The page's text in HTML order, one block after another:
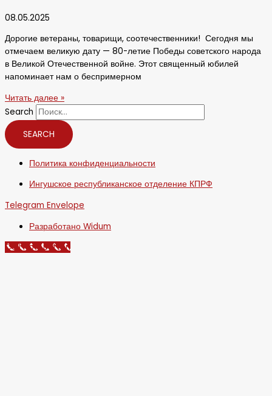
08.05.2025
Дорогие ветераны, товарищи, соотечественники! Сегодня мы
отмечаем великую дату — 80-летие Победы советского народа
в Великой Отечественной войне. Этот священный юбилей
напоминает нам о беспримерном
Читать далее »
Search
SEARCH
Политика конфиденциальности
Ингушское республиканское отделение КПРФ
Telegram Envelope
Разработано Widum
Call Now Button